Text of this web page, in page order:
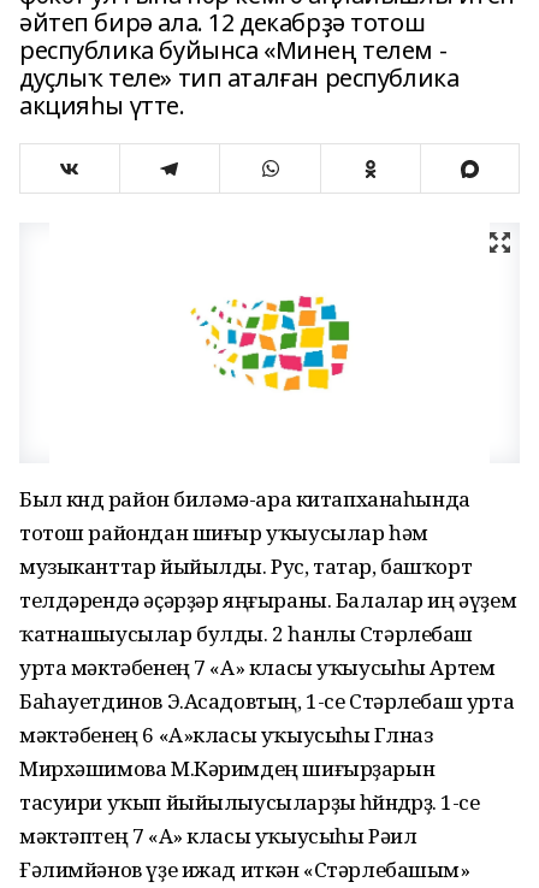
әйтеп бирә ала. 12 декабрҙә тотош
республика буйынса «Минең телем -
дуҫлыҡ теле» тип аталған республика
акцияһы үтте.
Был көндө район биләмә-ара китапханаһында
тотош райондан шиғыр уҡыусылар һәм
музыканттар йыйылды. Рус, татар, башҡорт
телдәрендә әҫәрҙәр яңғыраны. Балалар иң әүҙем
ҡатнашыусылар булды. 2 һанлы Стәрлебаш
урта мәктәбенең 7 «А» класы уҡыусыһы Артем
Баһауетдинов Э.Асадовтың, 1-се Стәрлебаш урта
мәктәбенең 6 «А»класы уҡыусыһы Гөлназ
Мирхәшимова М.Кәримдең шиғырҙарын
тасуири уҡып йыйылыусыларҙы һөйөндөрҙө. 1-се
мәктәптең 7 «А» класы уҡыусыһы Рәил
Ғәлимйәнов үҙе ижад иткән «Стәрлебашым»